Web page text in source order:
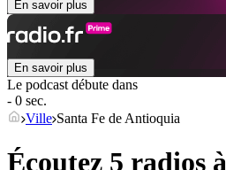
En savoir plus
En savoir plus
Le podcast débute dans
- 0 sec.
Ville Santa Fe de Antioquia
Écoutez 5 radios à